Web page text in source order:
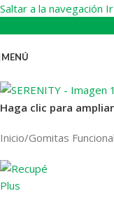
Saltar a la navegación
MENÚ
Haga clic para ampliar
Inicio/Gomitas